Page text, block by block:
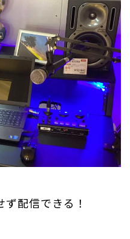
配信できる！